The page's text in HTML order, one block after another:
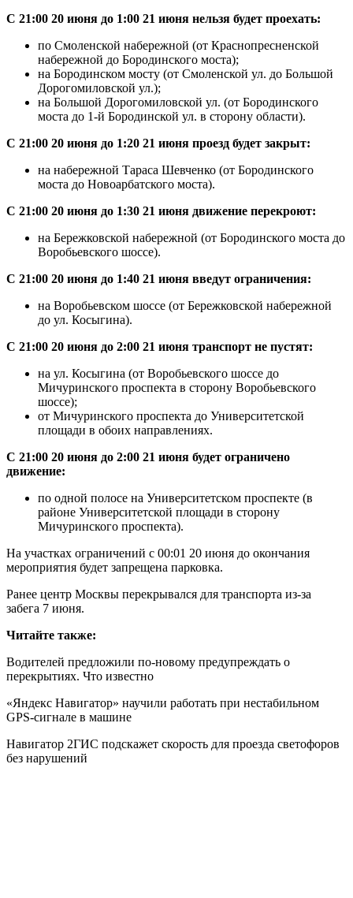
С 21:00 20 июня до 1:00 21 июня нельзя будет проехать:
по Смоленской набережной (от Краснопресненской
набережной до Бородинского моста);
на Бородинском мосту (от Смоленской ул. до Большой
Дорогомиловской ул.);
на Большой Дорогомиловской ул. (от Бородинского
моста до 1-й Бородинской ул. в сторону области).
С 21:00 20 июня до 1:20 21 июня проезд будет закрыт:
на набережной Тараса Шевченко (от Бородинского
моста до Новоарбатского моста).
С 21:00 20 июня до 1:30 21 июня движение перекроют:
на Бережковской набережной (от Бородинского моста до
Воробьевского шоссе).
С 21:00 20 июня до 1:40 21 июня введут ограничения:
на Воробьевском шоссе (от Бережковской набережной
до ул. Косыгина).
С 21:00 20 июня до 2:00 21 июня транспорт не пустят:
на ул. Косыгина (от Воробьевского шоссе до
Мичуринского проспекта в сторону Воробьевского
шоссе);
от Мичуринского проспекта до Университетской
площади в обоих направлениях.
С 21:00 20 июня до 2:00 21 июня будет ограничено
движение:
по одной полосе на Университетском проспекте (в
районе Университетской площади в сторону
Мичуринского проспекта).
На участках ограничений с 00:01 20 июня до окончания
мероприятия будет запрещена парковка.
Ранее центр Москвы перекрывался для транспорта из-за
забега 7 июня.
Читайте также:
Водителей предложили по-новому предупреждать о
перекрытиях. Что известно
«Яндекс Навигатор» научили работать при нестабильном
GPS-сигнале в машине
Навигатор 2ГИС подскажет скорость для проезда светофоров
без нарушений